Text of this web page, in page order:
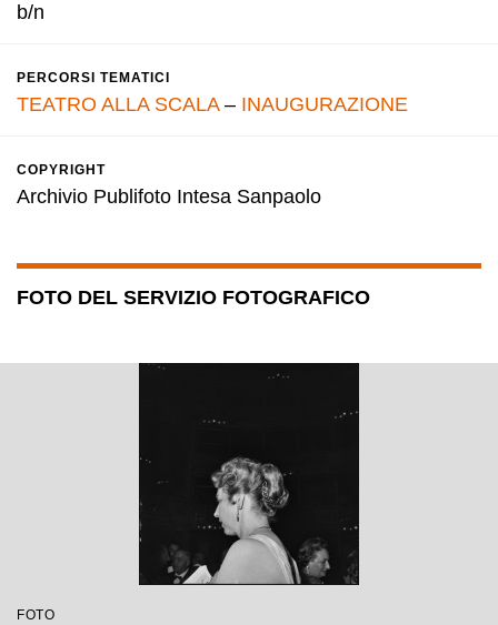
b/n
PERCORSI TEMATICI
TEATRO ALLA SCALA– INAUGURAZIONE
COPYRIGHT
Archivio Publifoto Intesa Sanpaolo
FOTO DEL SERVIZIO FOTOGRAFICO
FOTO